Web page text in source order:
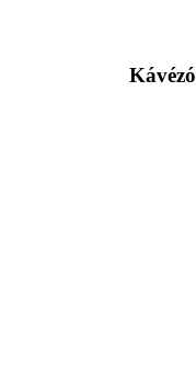
Kávézó